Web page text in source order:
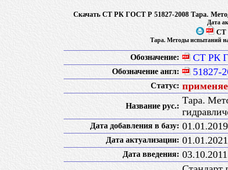
Скачать СТ РК ГОСТ Р 51827-2008 Тара.
Дата
СТ
Тара. Методы испытаний на
Обозначение: СТ РК
Обозначение англ: 51827-
Статус:
Название рус.:
Тара.
Дата добавления в базу: 01.01.2019
Дата актуализации: 01.01.2021
Дата введения: 03.10.2011